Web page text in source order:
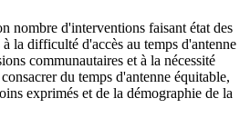
nombre d'interventions faisant état des
la difficulté d'accès au temps d'antenne
communautaires et à la nécessité
du temps d'antenne équitable,
exprimés et de la démographie de la